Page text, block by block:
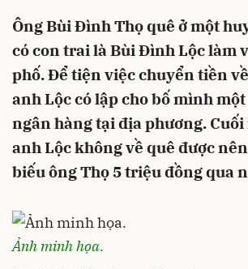
Ông Bùi Đình Thọ quê ở một
có con trai là Bùi Đình Lộc làm
phố. Để tiện việc chuyển tiền
anh Lộc có lập cho bố mình
ngân hàng tại địa phương. Cuối
anh Lộc không về quê được
biếu ông Thọ 5 triệu đồng qua
Ảnh minh họa.